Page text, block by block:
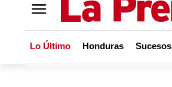
Lo Último Honduras Sucesos